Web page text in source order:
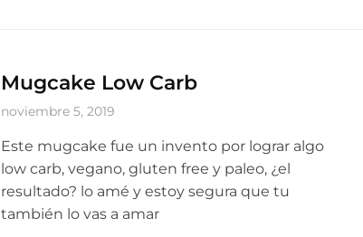
Mugcake Low Carb
noviembre 5, 2019
Este mugcake fue un invento por lograr algo
low carb, vegano, gluten free y paleo, ¿el
resultado? lo amé y estoy segura que tu
también lo vas a amar